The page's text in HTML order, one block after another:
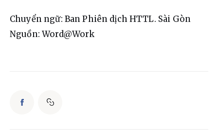
Chuyển ngữ: Ban Phiên dịch HTTL. Sài Gòn
Nguồn: Word@Work